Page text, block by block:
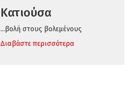
Κατιούσα
...βολή στους βολεμένους
Διαβάστε περισσότερα